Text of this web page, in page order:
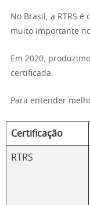
No Brasil, a RTRS
muito importante
Em 2020,
certificada.
Para entender
Certificação
RTRS